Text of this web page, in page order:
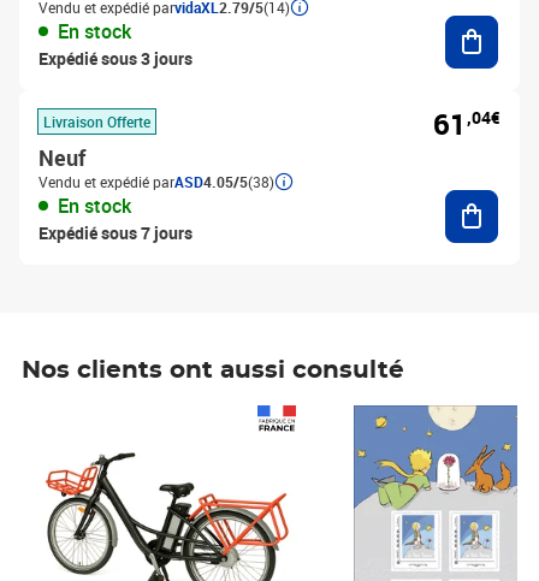
Vendu et expédié parvidaXL 2.79/5(14)
En stock
Expédié sous 3 jours
Livraison Offerte
Neuf
Vendu et expédié parASD4.05/5(38)
En stock
Expédié sous 7 jours
61 ,04€
Nos clients ont aussi consulté
Prix 7,50€